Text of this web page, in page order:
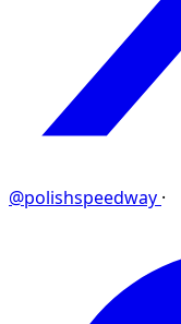
@polishspeedway ·